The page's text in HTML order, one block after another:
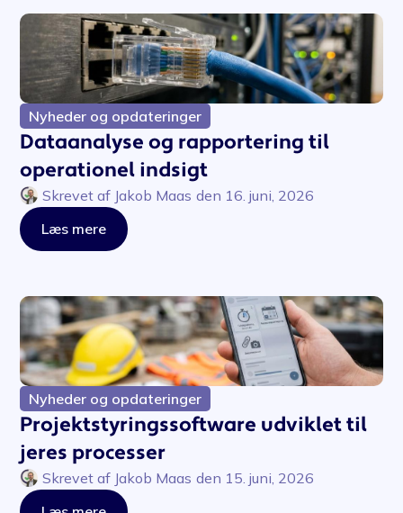
Nyheder og opdateringer
Dataanalyse og rapportering til
operationel indsigt
Skrevet af Jakob Maas den 16. juni, 2026
Læs mere
Nyheder og opdateringer
Projektstyringssoftware udviklet til
jeres processer
Skrevet af Jakob Maas den 15. juni, 2026